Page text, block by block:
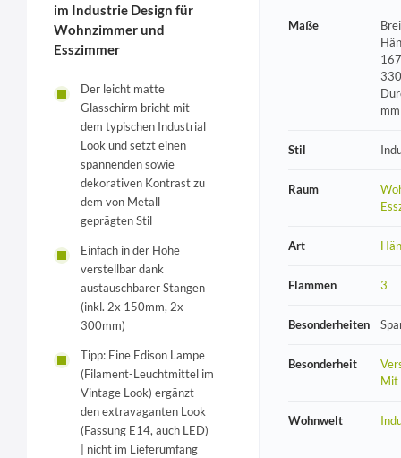
im Industrie Design für
Wohnzimmer und
Esszimmer
Der leicht matte
Glasschirm bricht mit
dem typischen Industrial
Look und setzt einen
spannenden sowie
dekorativen Kontrast zu
dem von Metall
geprägten Stil
Einfach in der Höhe
verstellbar dank
austauschbarer Stangen
(inkl. 2x 150mm, 2x
300mm)
Tipp: Eine Edison Lampe
(Filament-Leuchtmittel im
Vintage Look) ergänzt
den extravaganten Look
(Fassung E14, auch LED)
| nicht im Lieferumfang
Maße
mm
Stil
Raum
Art
Flammen 3
Besonderheiten
Besonderheit
Mit
Wohnwelt